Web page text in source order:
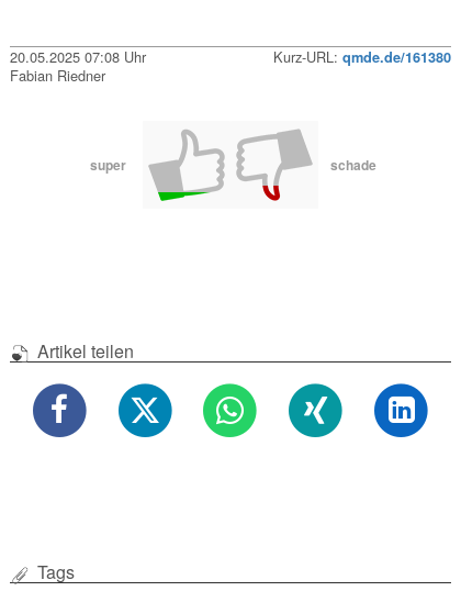
20.05.2025 07:08 Uhr Kurz-URL: qmde.de/161380
Fabian Riedner
super schade
Artikel teilen
Tags